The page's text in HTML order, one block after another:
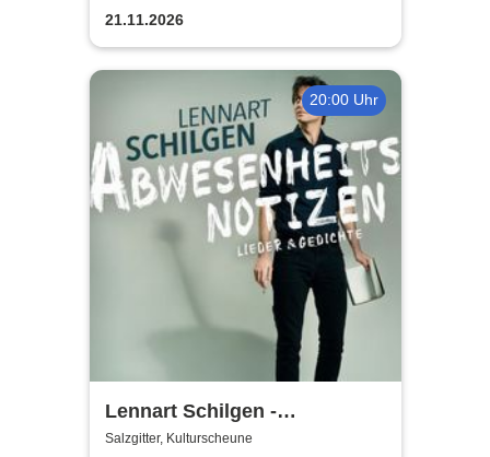
21.11.2026
20:00 Uhr
Lennart Schilgen -
Abwesenheitsnotizen
Salzgitter, Kulturscheune